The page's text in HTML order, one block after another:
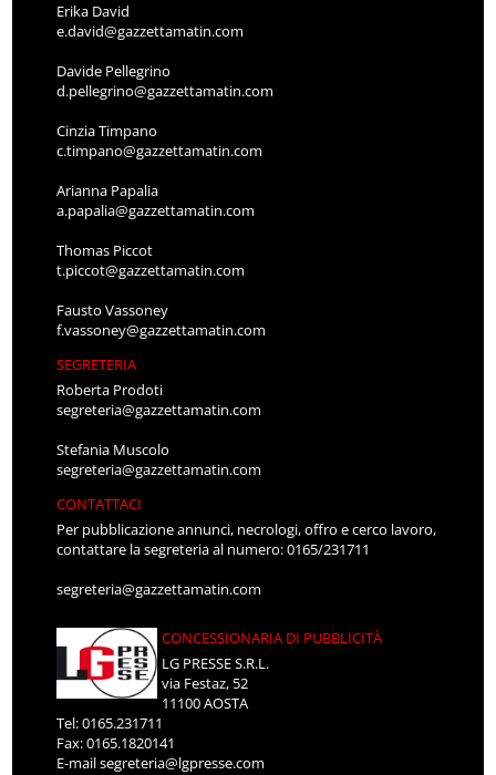
Erika David
e.david@gazzettamatin.com
Davide Pellegrino
d.pellegrino@gazzettamatin.com
Cinzia Timpano
c.timpano@gazzettamatin.com
Arianna Papalia
a.papalia@gazzettamatin.com
Thomas Piccot
t.piccot@gazzettamatin.com
Fausto Vassoney
f.vassoney@gazzettamatin.com
SEGRETERIA
Roberta Prodoti
segreteria@gazzettamatin.com
Stefania Muscolo
segreteria@gazzettamatin.com
CONTATTACI
Per pubblicazione annunci, necrologi, offro e cerco lavoro,
contattare la segreteria al numero: 0165/231711
segreteria@gazzettamatin.com
CONCESSIONARIA DI PUBBLICITÀ
LG PRESSE S.R.L.
via Festaz, 52
11100 AOSTA
Tel: 0165.231711
Fax: 0165.1820141
E-mailsegreteria@lgpresse.com